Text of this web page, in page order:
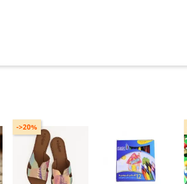
->20%
Couleur : Rose
Modèle : Mules
Gamme de produits : All age